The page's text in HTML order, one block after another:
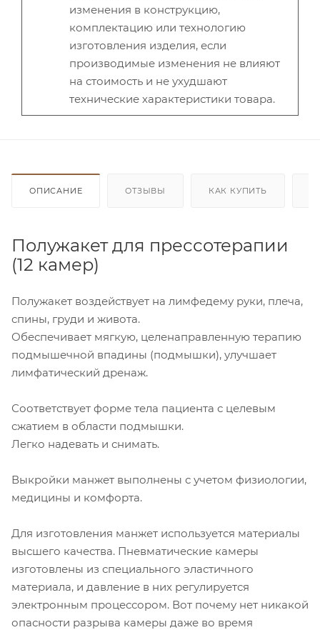
изменения в конструкцию,
комплектацию или технологию
изготовления изделия, если
производимые изменения не влияют
на стоимость и не ухудшают
технические характеристики товара.
ОПИСАНИЕ ОТЗЫВЫ КАК КУПИТЬ
Полужакет для прессотерапии
(12 камер)
Полужакет воздействует на лимфедему руки, плеча,
спины, груди и живота.
Обеспечивает мягкую, целенаправленную терапию
подмышечной впадины (подмышки), улучшает
лимфатический дренаж.
Соответствует форме тела пациента с целевым
сжатием в области подмышки.
Легко надевать и снимать.
Выкройки манжет выполнены с учетом физиологии,
медицины и комфорта.
Для изготовления манжет используется материалы
высшего качества. Пневматические камеры
изготовлены из специального эластичного
материала, и давление в них регулируется
электронным процессором. Вот почему нет никакой
опасности разрыва камеры даже во время